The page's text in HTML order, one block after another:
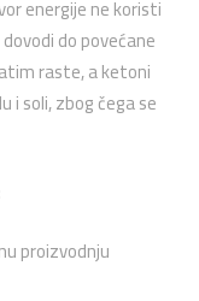
energije ne koristi
do povećane
raste, a ketoni
i soli, zbog čega se
proizvodnju